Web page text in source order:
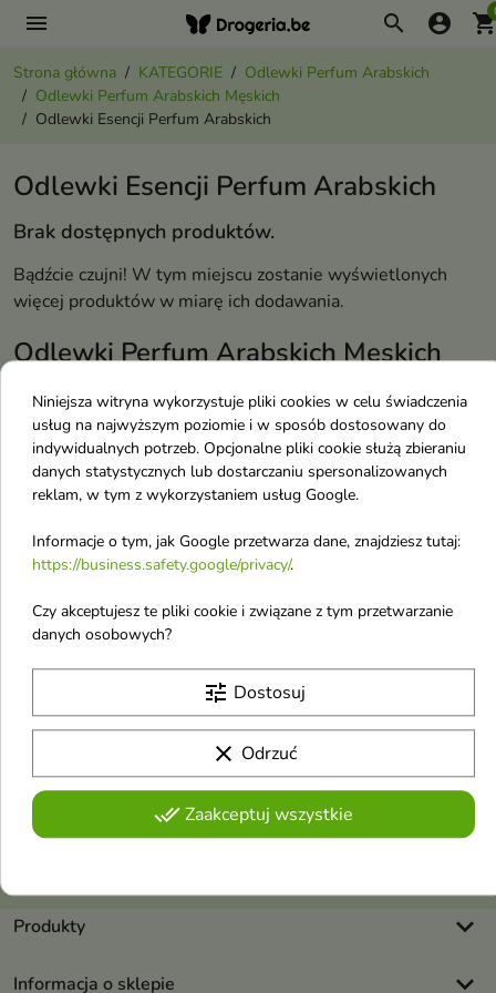
menu search account_circle
Strona główna KATEGORIE
Odlewki Perfum Arabskich
Odlewki Perfum Arabskich Męskich
Odlewki Esencji Perfum Arabskich
Odlewki Perfum Arabskich Męskich
Odlewki Esencji Perfum Arabskich
Odlewki Wód Kolońskich Arabskich
Odlewki Wód Perfumowanych Arabskich
Odlewki Esencji Perfum Arabskich
Brak dostępnych produktów.
Bądźcie czujni! W tym miejscu zostanie wyświetlonych
więcej produktów w miarę ich dodawania.
Otrzymuj informację o nowościach i
wyprzedażach
Możesz zrezygnować w każdej chwili. W tym celu należy odnaleźć
szczegóły w naszej informacji prawnej.
Produkty keyboard_arrow_down
Informacja o sklepie keyboard_arrow_down
Niniejsza witryna wykorzystuje pliki cookies w celu świadczenia
usług na najwyższym poziomie i w sposób dostosowany do
indywidualnych potrzeb. Opcjonalne pliki cookie służą zbieraniu
danych statystycznych lub dostarczaniu spersonalizowanych
reklam, w tym z wykorzystaniem usług Google.
Informacje o tym, jak Google przetwarza dane, znajdziesz tutaj:
https://business.safety.google/privacy/.
Czy akceptujesz te pliki cookie i związane z tym przetwarzanie
danych osobowych?
tune Dostosuj
clear Odrzuć
done_allZaakceptuj wszystkie